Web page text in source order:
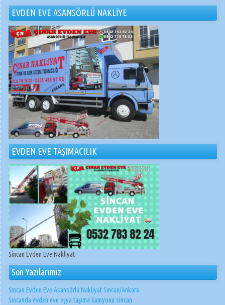
EVDEN EVE ASANSÖRLÜ NAKLİYE
EVDEN EVE TAŞIMACILIK
Sincan Evden Eve Nakliyat
Son Yazılarımız
Sincan Evden Eve Asansörlü Nakliyat Sincan/Ankara
Sincanda evden eve eşya taşıma kamyonu sincan